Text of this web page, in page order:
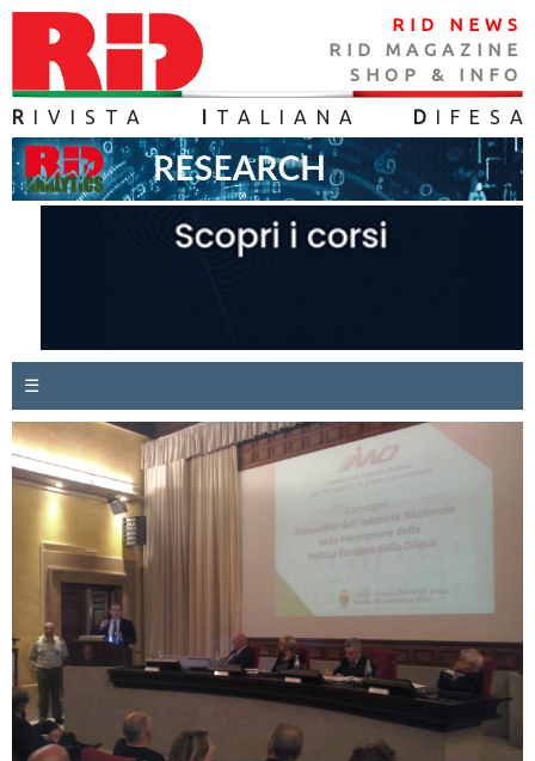
RID NEWS
RID MAGAZINE
SHOP & INFO
R IVISTA TALIANA D IFES A
☰